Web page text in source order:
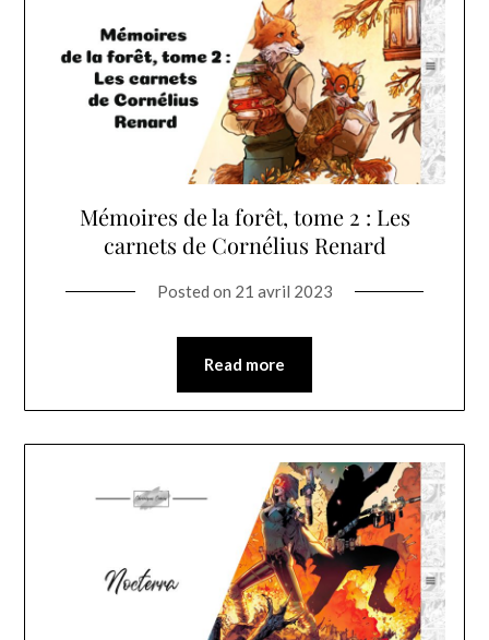
Mémoires de la forêt, tome 2 : Les
carnets de Cornélius Renard
Posted on 21 avril 2023
Read more